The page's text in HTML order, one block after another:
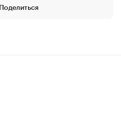
Поделиться